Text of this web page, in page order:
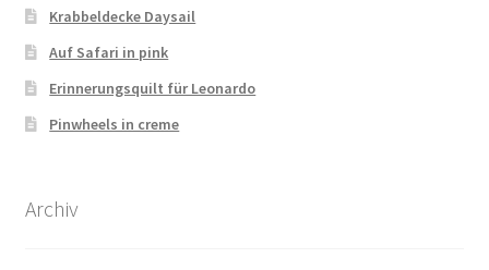
Krabbeldecke Daysail
Auf Safari in pink
Erinnerungsquilt für Leonardo
Pinwheels in creme
Archiv